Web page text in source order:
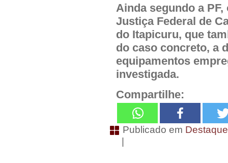
Ainda segundo a
Justiça Federal de
do Itapicuru, que
do caso concreto, a
equipamentos
investigada.
Compartilhe:
Publicado em
|